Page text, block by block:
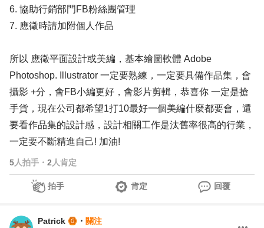
6. 協助行銷部門FB粉絲團管理
7. 應徵時請加附個人作品
所以 應徵平面設計或美編，基本繪圖軟體 Adobe
Photoshop. Illustrator 一定要熟練，一定要具備作品集，會
攝影 +分，會FB小編更好，會影片剪輯，恭喜你 一定是搶
手貨，現在公司都希望1打10最好一個美編什麼都要會，還
要看作品集的設計感，設計相關工作是汰舊率很高的行業，
一定要不斷精進自己! 加油!
5人拍手 ・ 2 人肯定
拍手 肯定 回覆
Patrick ・ 關注